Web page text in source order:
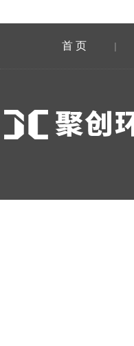
首 页 |